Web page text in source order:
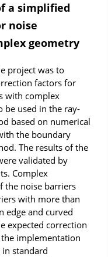
a simplified
noise
geometry
project was to
factors for
with complex
be used in the ray-
based on numerical
the boundary
The results of the
validated by
Complex
the noise barriers
with more than
edge and curved
expected correction
implementation
standard